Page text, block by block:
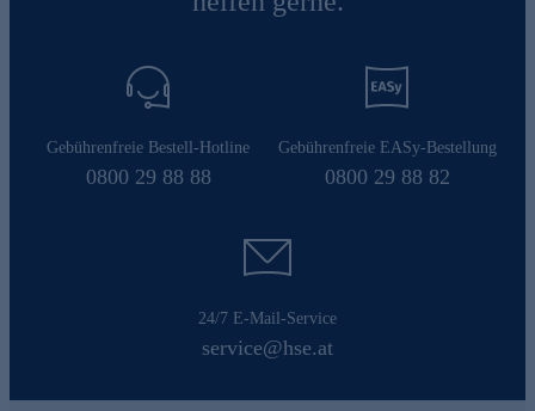
Gebührenfreie Bestell-Hotline
0800 29 88 88
Gebührenfreie EASy-Bestellung
0800 29 88 82
24/7 E-Mail-Service
service@hse.at